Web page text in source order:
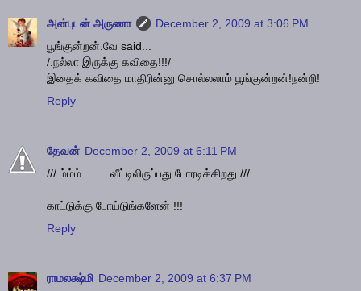
அன்புடன் அருணா
December 2, 2009 at 3:06 PM
பூங்குன்றன்.வே said...
/.நல்லா இருக்கு கவிதை!!!/
இதைக் கவிதை மாதிரின்னு சொல்லலாம் பூங்குன்றன்!நன்றி!
Reply
தேவன் December 2, 2009 at 6:11 PM
/// ம்ம்ம்.........வீட்டிலிருப்பது போரடிக்கிறது ///
காட்டுக்கு போய்டுங்களேன் !!!
Reply
ராமலக்ஷ்மி December 2, 2009 at 6:37 PM